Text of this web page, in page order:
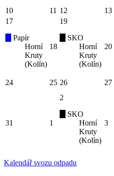
10 11 12 13
17
Papír
Horní
Kruty
(Kolín)
18
19
SKO
Horní
Kruty
(Kolín)
20
24 25 26 27
31 1
2
SKO
Horní
Kruty
(Kolín)
3
Kalendář svozu odpadu